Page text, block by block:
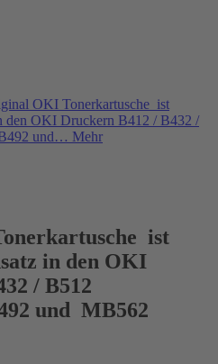
OKI Tonerkartusche ist
den OKI Druckern B412 / B432 /
und… Mehr
ist
in den OKI
/ B512
und MB562